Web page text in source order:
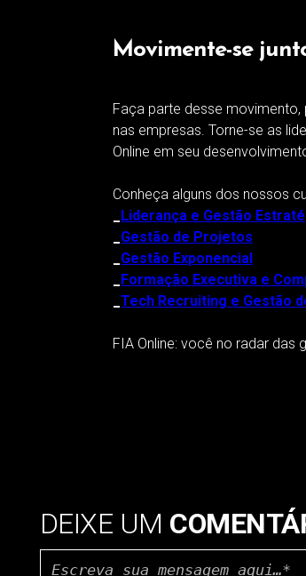
Movimente-se
Faça parte desse
nas empresas. Torne-se as
Online em seu
Conheça alguns dos nossos
Liderança e Gestão
Gestão de Projetos
Gestão Exponencial
Formação Executiva e
_Tech Recruiting e Gestão
FIA Online: você no radar das
DEIXE UM